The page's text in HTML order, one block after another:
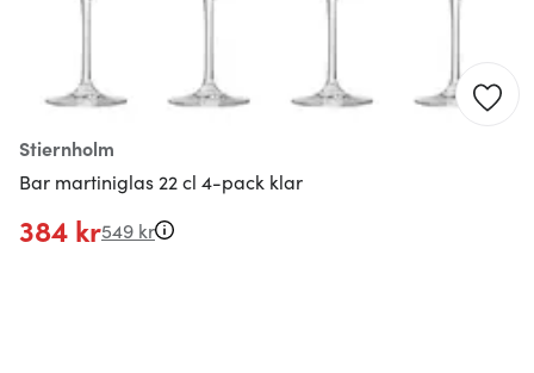
Stiernholm
Bar martiniglas 22 cl 4-pack klar
384 kr549 kr